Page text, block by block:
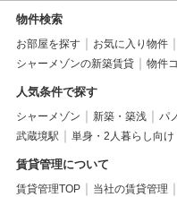
物件検索
お部屋を探す お気に入り物件
シャーメゾンの新築賃貸
物件
人気条件で探す
シャーメゾン 新築・築浅 パ
武蔵境駅
単身・2人暮らし向け
賃貸管理について
賃貸管理TOP 当社の賃貸管理